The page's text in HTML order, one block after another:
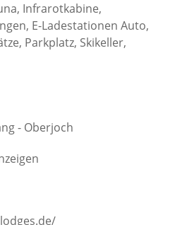
Infrarotkabine,
E-Ladestationen Auto,
Parkplatz, Skikeller,
- Oberjoch